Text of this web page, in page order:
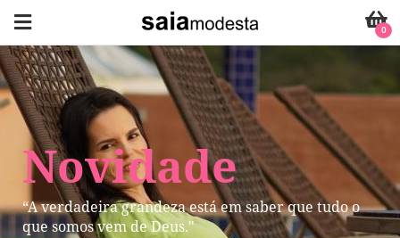
Novidade
“A verdadeira grandeza está em saber que tudo o
que somos vem de Deus."
0